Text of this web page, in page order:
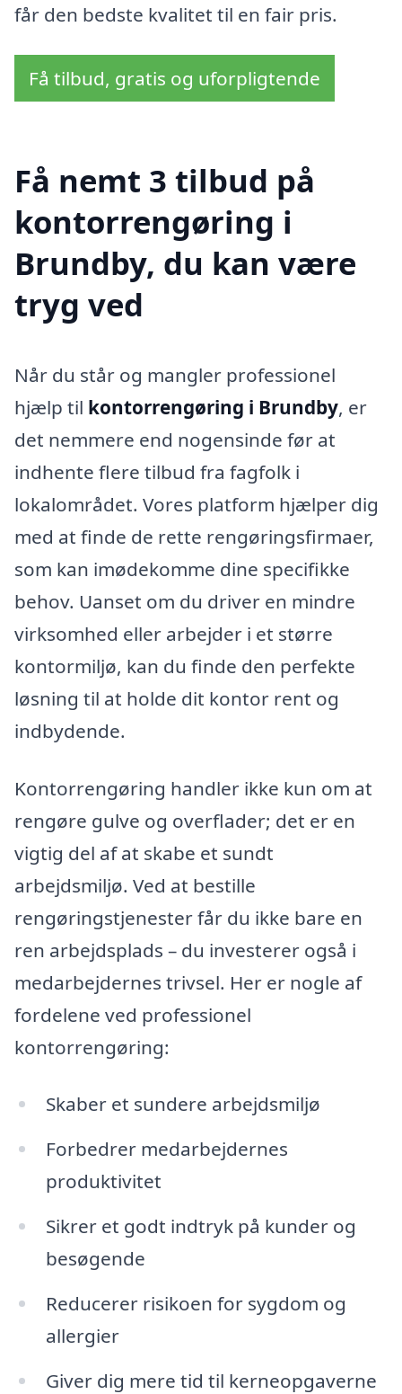
får den bedste kvalitet til en fair pris.
Få tilbud, gratis og uforpligtende
Få nemt 3 tilbud på
kontorrengøring i
Brundby, du kan være
tryg ved
Når du står og mangler professionel
hjælp til kontorrengøring i Brundby, er
det nemmere end nogensinde før at
indhente flere tilbud fra fagfolk i
lokalområdet. Vores platform hjælper dig
med at finde de rette rengøringsfirmaer,
som kan imødekomme dine specifikke
behov. Uanset om du driver en mindre
virksomhed eller arbejder i et større
kontormiljø, kan du finde den perfekte
løsning til at holde dit kontor rent og
indbydende.
Kontorrengøring handler ikke kun om at
rengøre gulve og overflader; det er en
vigtig del af at skabe et sundt
arbejdsmiljø. Ved at bestille
rengøringstjenester får du ikke bare en
ren arbejdsplads – du investerer også i
medarbejdernes trivsel. Her er nogle af
fordelene ved professionel
kontorrengøring:
Skaber et sundere arbejdsmiljø
Forbedrer medarbejdernes
produktivitet
Sikrer et godt indtryk på kunder og
besøgende
Reducerer risikoen for sygdom og
allergier
Giver dig mere tid til kerneopgaverne